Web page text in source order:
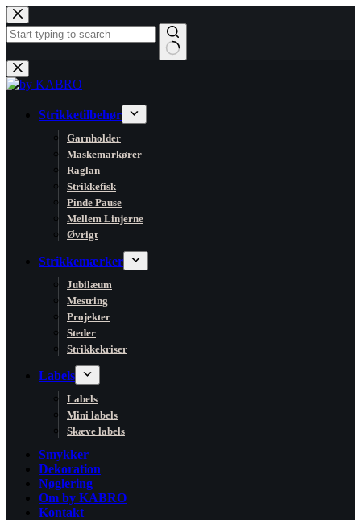
Fortsæt
til
indhold
Ingen
resultater
Strikketilbehør
Garnholder
Maskemarkører
Raglan
Strikkefisk
Pinde Pause
Mellem Linjerne
Øvrigt
Strikkemærker
Jubilæum
Mestring
Projekter
Steder
Strikkekriser
Labels
Labels
Mini labels
Skæve labels
Smykker
Dekoration
Nøglering
Om by KABRO
Kontakt